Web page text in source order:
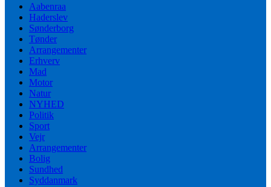
Aabenraa
Haderslev
Sønderborg
Tønder
Arrangementer
Erhverv
Mad
Motor
Natur
NYHED
Politik
Sport
Vejr
Arrangementer
Bolig
Sundhed
Syddanmark